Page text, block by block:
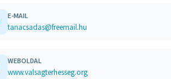
E-MAIL
tanacsadas@freemail.hu
WEBOLDAL
www.valsagterhesseg.org